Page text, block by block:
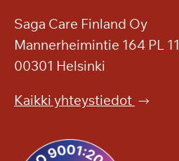
Saga Care Finland Oy
Mannerheimintie 164 PL 11
00301 Helsinki
Kaikki yhteystiedot